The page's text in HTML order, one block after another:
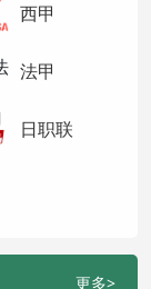
西甲
法甲
日职联
更多>